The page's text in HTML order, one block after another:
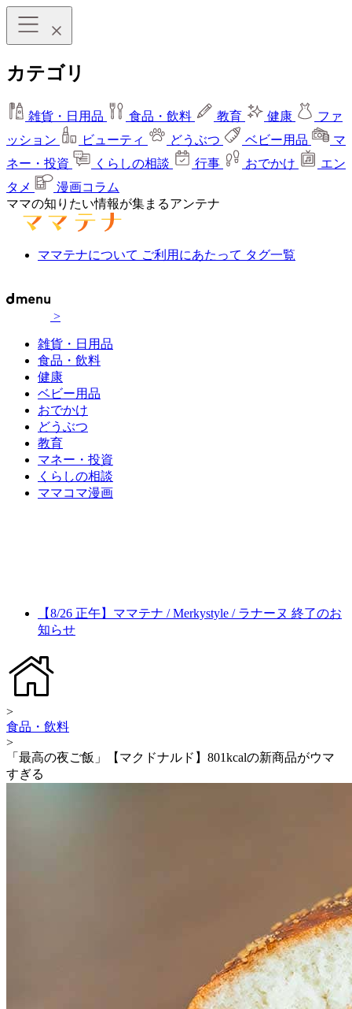
カテゴリ
雑貨・日用品 食品・飲料 教育 健康
ファ
ッション
ビューティ どうぶつ ベビー用品
マ
ネー・投資
くらしの相談 行事 おでかけ
エン
タメ
漫画コラム
ママの知りたい情報が集まるアンテナ
ママテナについて ご利用にあたって タグ一覧
>
雑貨・日用品
食品・飲料
健康
ベビー用品
おでかけ
どうぶつ
教育
マネー・投資
くらしの相談
ママコマ漫画
【8/26 正午】ママテナ / Merkystyle / ラナーヌ 終了のお
知らせ
>
食品・飲料
>
「最高の夜ご飯」【マクドナルド】801kcalの新商品がウマ
すぎる